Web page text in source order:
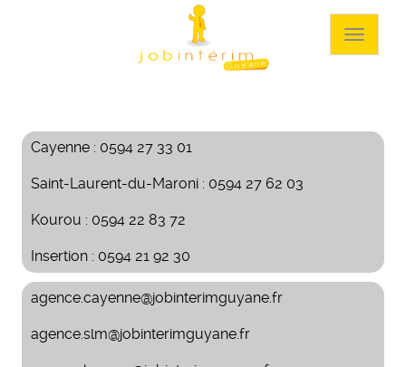
Cayenne : 0594 27 33 01
Saint-Laurent-du-Maroni : 0594 27 62 03
Kourou : 0594 22 83 72
Insertion : 0594 21 92 30
agence.cayenne@jobinterimguyane.fr
agence.slm@jobinterimguyane.fr
Toggle